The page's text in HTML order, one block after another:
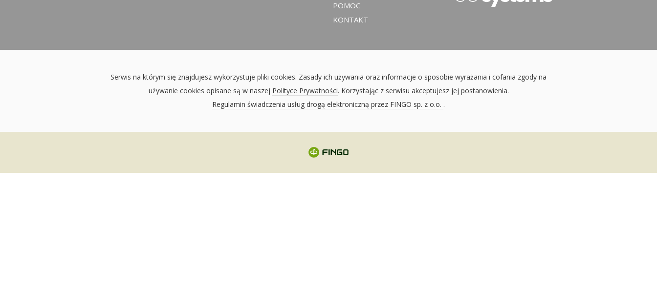
POMOC
KONTAKT
Serwis na którym się znajdujesz wykorzystuje pliki cookies. Zasady ich używania oraz informacje o sposobie wyrażania i cofania zgody na
używanie cookies opisane są w naszej Polityce Prywatności. Korzystając z serwisu akceptujesz jej postanowienia.
Regulamin świadczenia usług drogą elektroniczną przez FINGO sp. z o.o. .